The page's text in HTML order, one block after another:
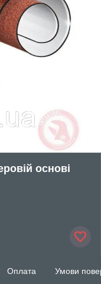
основі
Оплата Умови